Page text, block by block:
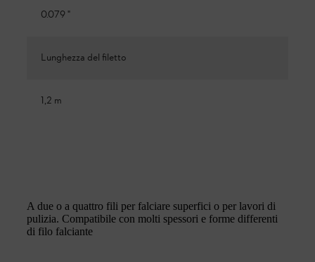
0.079 "
Lunghezza del filetto
1,2 m
A due o a quattro fili per falciare superfici o per lavori di
pulizia. Compatibile con molti spessori e forme differenti
di filo falciante